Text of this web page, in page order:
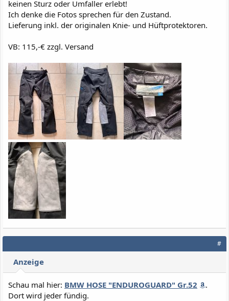
keinen Sturz oder Umfaller erlebt!
Ich denke die Fotos sprechen für den Zustand.
Lieferung inkl. der originalen Knie- und Hüftprotektoren.
VB: 115,-€ zzgl. Versand
#
Anzeige
Schau mal hier: BMW HOSE "ENDUROGUARD" Gr.52
.
Dort wird jeder fündig.